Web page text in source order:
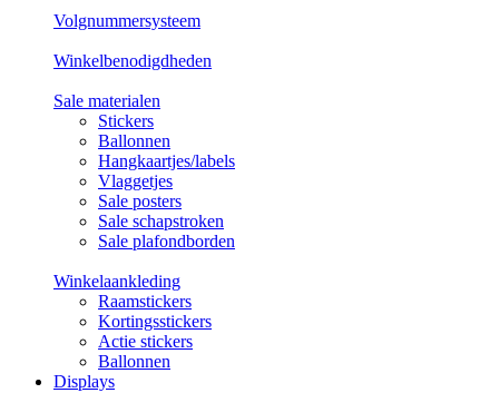
Volgnummersysteem
Winkelbenodigdheden
Sale materialen
Stickers
Ballonnen
Hangkaartjes/labels
Vlaggetjes
Sale posters
Sale schapstroken
Sale plafondborden
Winkelaankleding
Raamstickers
Kortingsstickers
Actie stickers
Ballonnen
Displays